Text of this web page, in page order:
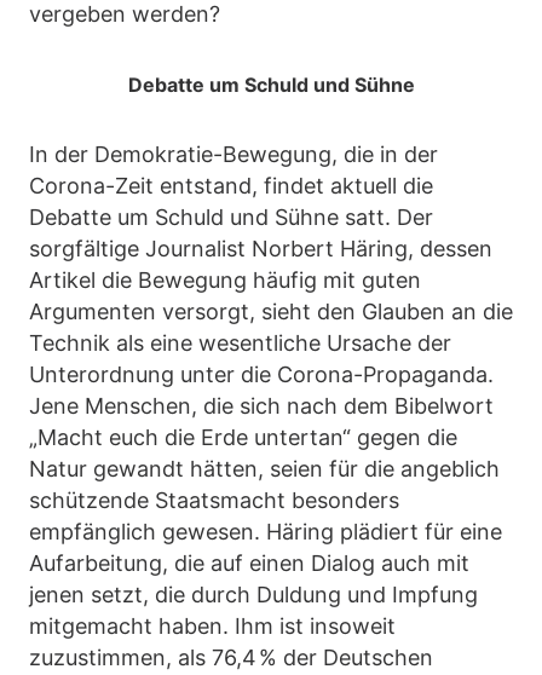
vergeben werden?
Debatte um Schuld und Sühne
In der Demokratie-Bewegung, die in der
Corona-Zeit entstand, findet aktuell die
Debatte um Schuld und Sühne satt. Der
sorgfältige Journalist Norbert Häring, dessen
Artikel die Bewegung häufig mit guten
Argumenten versorgt, sieht den Glauben an die
Technik als eine wesentliche Ursache der
Unterordnung unter die Corona-Propaganda.
Jene Menschen, die sich nach dem Bibelwort
„Macht euch die Erde untertan“ gegen die
Natur gewandt hätten, seien für die angeblich
schützende Staatsmacht besonders
empfänglich gewesen. Häring plädiert für eine
Aufarbeitung, die auf einen Dialog auch mit
jenen setzt, die durch Duldung und Impfung
mitgemacht haben. Ihm ist insoweit
zuzustimmen, als 76,4 % der Deutschen